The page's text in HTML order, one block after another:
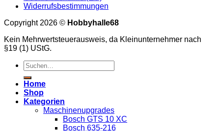
Widerrufsbestimmungen
Copyright 2026 © Hobbyhalle68
Kein Mehrwertsteuerausweis, da Kleinunternehmer nach
§19 (1) UStG.
Suchen
nach:
Home
Shop
Kategorien
Maschinenupgrades
Bosch GTS 10 XC
Bosch 635-216